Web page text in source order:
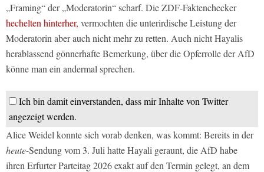
„Framing“ der „Moderatorin“ scharf. Die ZDF-Faktenchecker
hechelten hinterher, vermochten die unterirdische Leistung der
Moderatorin aber auch nicht mehr zu retten. Auch nicht Hayalis
herablassend gönnerhafte Bemerkung, über die Opferrolle der AfD
könne man ein andermal sprechen.
Ich bin damit einverstanden, dass mir Inhalte von Twitter
angezeigt werden.
Alice Weidel konnte sich vorab denken, was kommt: Bereits in der
heute-Sendung vom 3. Juli hatte Hayali geraunt, die AfD habe
ihren Erfurter Parteitag 2026 exakt auf den Termin gelegt, an dem